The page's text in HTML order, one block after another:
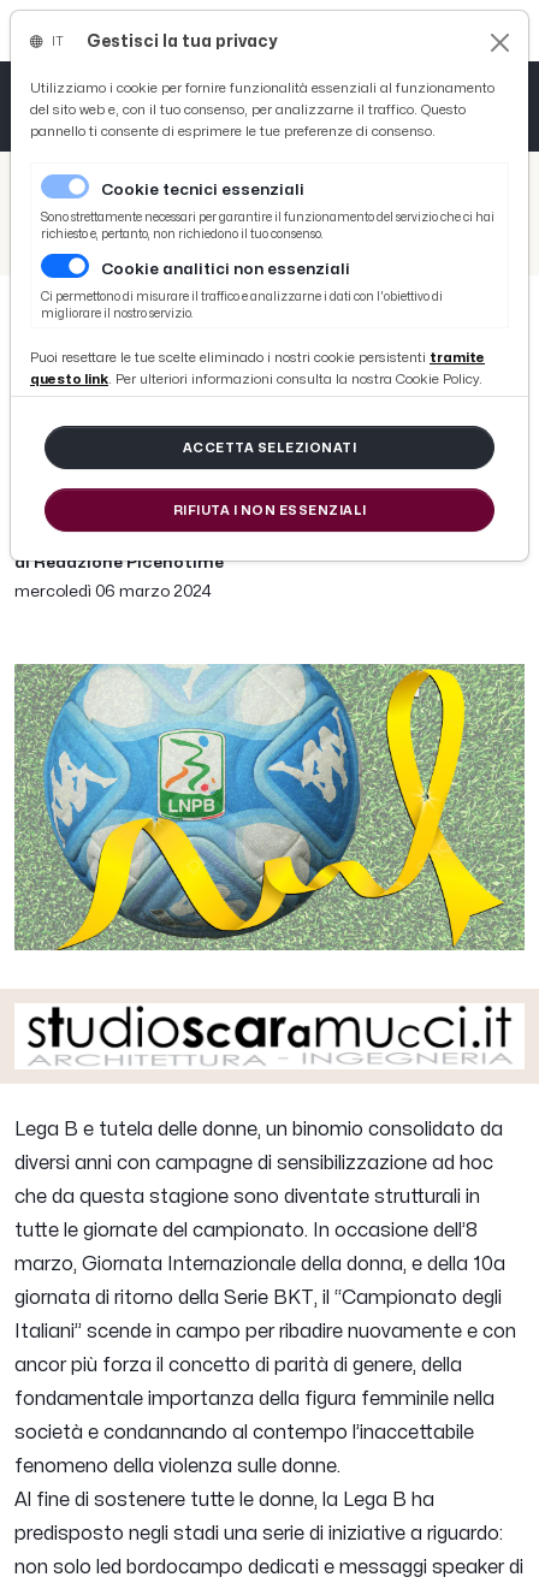
/ Picenotime
/ Serie B
La Lega B celebra l’8 Marzo. Serie di iniziative con led, messaggi di sensibilizzazione e coccarde gialle evocative
La Lega B celebra l’8 Marzo. Serie
di iniziative con led, messaggi di
sensibilizzazione e coccarde gialle
evocative
di Redazione Picenotime
mercoledì 06 marzo 2024
Lega B e tutela delle donne, un binomio consolidato da
diversi anni con campagne di sensibilizzazione ad hoc
che da questa stagione sono diventate strutturali in
tutte le giornate del campionato. In occasione dell’8
marzo, Giornata Internazionale della donna, e della 10a
giornata di ritorno della Serie BKT, il “Campionato degli
Italiani” scende in campo per ribadire nuovamente e con
ancor più forza il concetto di parità di genere, della
fondamentale importanza della figura femminile nella
società e condannando al contempo l’inaccettabile
fenomeno della violenza sulle donne.
Al fine di sostenere tutte le donne, la Lega B ha
predisposto negli stadi una serie di iniziative a riguardo:
non solo led bordocampo dedicati e messaggi speaker di
Gestisci la tua privacy
Utilizziamo i cookie per fornire funzionalità essenziali al funzionamento
del sito web e, con il tuo consenso, per analizzarne il traffico. Questo
pannello ti consente di esprimere le tue preferenze di consenso.
Cookie tecnici essenziali
Sono strettamente necessari per garantire il funzionamento del servizio che ci hai
richiesto e, pertanto, non richiedono il tuo consenso.
Cookie analitici non essenziali
Ci permettono di misurare il traffico e analizzarne i dati con l'obiettivo di
migliorare il nostro servizio.
Puoi resettare le tue scelte eliminado i nostri cookie persistenti tramite
questo link. Per ulteriori informazioni consulta la nostra Cookie Policy.
ACCETTA SELEZIONATI
RIFIUTA I NON ESSENZIALI
Tutto News
Tutto Sport
Basket
Ciclismo
Tutto Curiosità